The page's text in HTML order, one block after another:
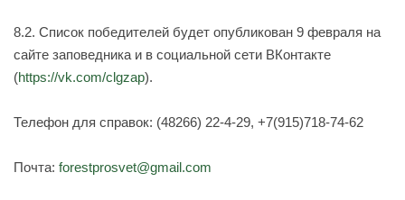
8.2. Список победителей будет опубликован 9 февраля на
сайте заповедника и в социальной сети ВКонтакте
(https://vk.com/clgzap).
Телефон для справок: (48266) 22-4-29, +7(915)718-74-62
Почта: forestprosvet@gmail.com